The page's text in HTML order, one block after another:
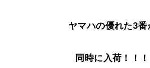
ヤマハの優れた3番
同時に入荷！！！